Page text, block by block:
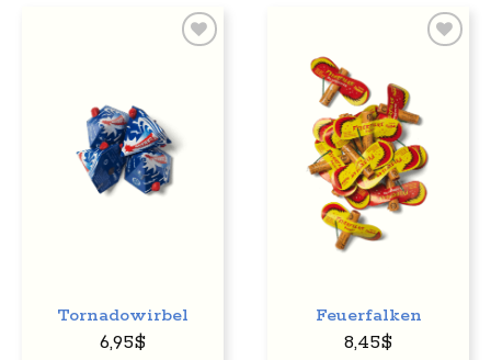
Wunschzettel
Tornadowirbel
6,95$
den
Wunschzettel
Feuerfalken
8,45$